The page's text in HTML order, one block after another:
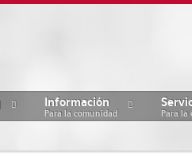
Información
Para la comunidad Para la